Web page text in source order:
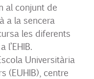
al conjunt de
a la sencera
les diferents
l’EHIB.
Universitària
(EUHIB), centre